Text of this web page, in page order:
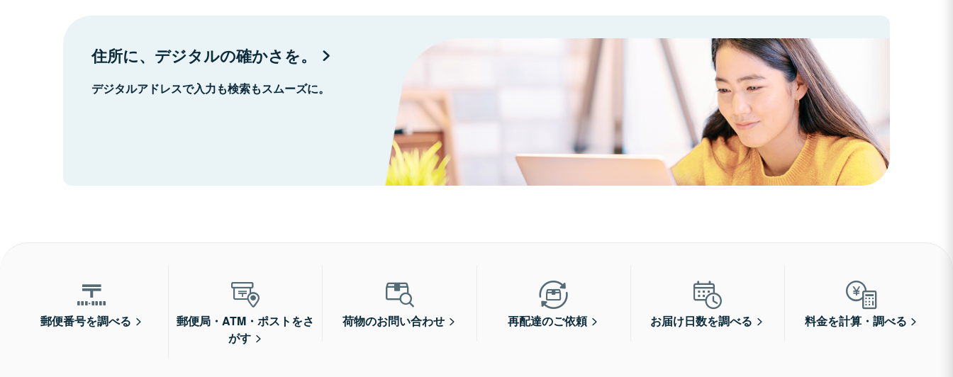
住所に、デジタルの確かさを。
デジタルアドレスで入力も検索もスムーズに。
郵便番号を調べる
郵便局・ATM・ポストをさ
がす
荷物のお問い合わせ 再配達のご依頼 お届け日数を調べる 料金を計算・調べる